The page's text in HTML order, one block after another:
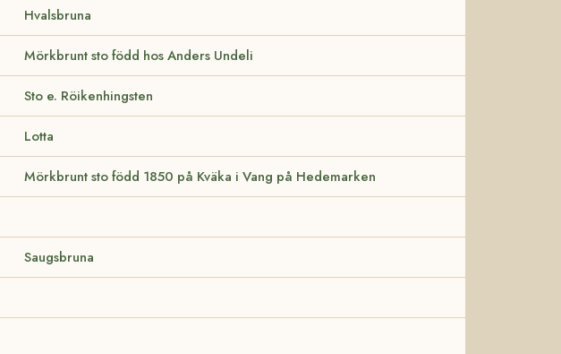
Hvalsbruna
Mörkbrunt sto född hos Anders Undeli
Sto e. Röikenhingsten
Lotta
Mörkbrunt sto född 1850 på Kväka i Vang på Hedemarken
Saugsbruna